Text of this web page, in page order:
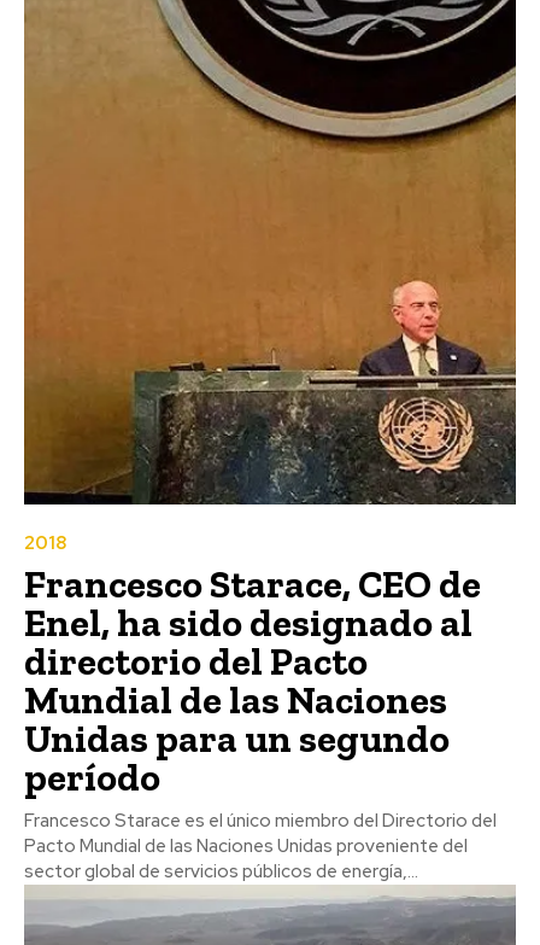
2018
Francesco Starace, CEO de
Enel, ha sido designado al
directorio del Pacto
Mundial de las Naciones
Unidas para un segundo
período
Francesco Starace es el único miembro del Directorio del
Pacto Mundial de las Naciones Unidas proveniente del
sector global de servicios públicos de energía,...